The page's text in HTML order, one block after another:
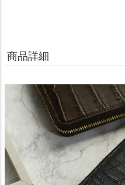
商品詳細